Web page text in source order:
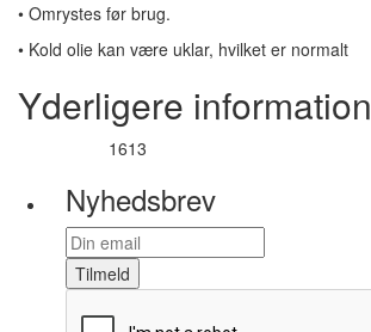
• Omrystes før brug.
• Kold olie kan være uklar, hvilket er normalt
Yderligere information
1613
Nyhedsbrev
Tilmeld